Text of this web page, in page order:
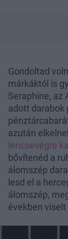
Gondoltad
márkáktól is
Seraphine, az
adott darabok
azután
lencsevégre
bővítenéd a
álomszép
lesd el a
álomszép,
években